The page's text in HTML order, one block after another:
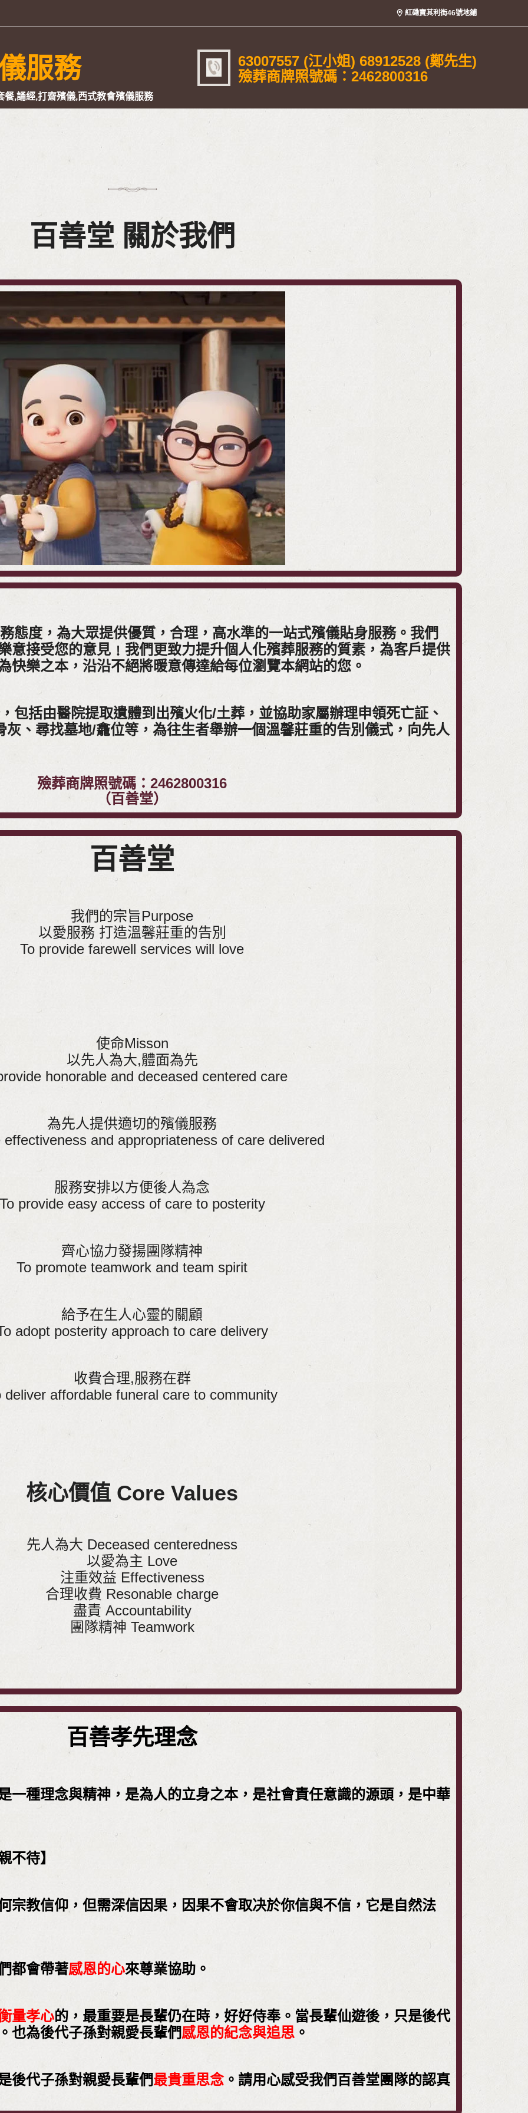
紅磡寶其利街46號地鋪
服務
,誦經,打齋殯儀,西式教會殯儀服務
63007557 (江小姐) 68912528 (鄭先生)
殮葬商牌照號碼：2462800316
百善堂 關於我們
態度，為大眾提供優質，合理，高水準的一站式殯儀貼身服務。我們
意接受您的意見﹗我們更致力提升個人化殯葬服務的質素，為客戶提供
快樂之本，沿沿不絕將暖意傳達給每位瀏覽本網站的您。
包括由醫院提取遺體到出殯火化/土葬，並協助家屬辦理申領死亡証、
、尋找墓地/龕位等，為往生者舉辦一個溫馨莊重的告別儀式，向先人
殮葬商牌照號碼：2462800316
（百善堂）
百善堂
我們的宗旨Purpose
以愛服務 打造溫馨莊重的告別
To provide farewell services will love
使命Misson
以先人為大,體面為先
honorable and deceased centered care
為先人提供適切的殯儀服務
effectiveness and appropriateness of care delivered
服務安排以方便後人為念
provide easy access of care to posterity
齊心協力發揚團隊精神
To promote teamwork and team spirit
給予在生人心靈的關顧
adopt posterity approach to care delivery
收費合理,服務在群
deliver affordable funeral care to community
核心價值 Core Values
先人為大 Deceased centeredness
以愛為主 Love
注重效益 Effectiveness
合理收費 Resonable charge
盡責 Accountability
團隊精神 Teamwork
百善孝先理念
一種理念與精神，是為人的立身之本，是社會責任意識的源頭，是中華
不待】
宗教信仰，但需深信因果，因果不會取决於你信與不信，它是自然法
都會帶著感恩的心來尊業協助。
量孝心的，最重要是長輩仍在時，好好侍奉。當長輩仙遊後，只是後代
也為後代子孫對親愛長輩們感恩的紀念與追思 。
後代子孫對親愛長輩們最貴重思念。請用心感受我們百善堂團隊的認真